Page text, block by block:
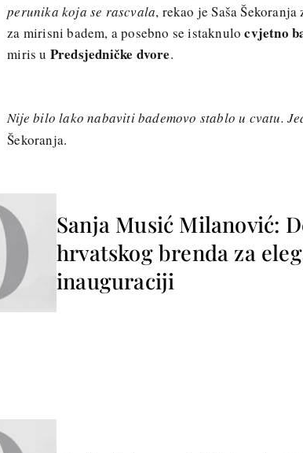
perunika koja se rascvala, rekao je Saša Šekoranja
za mirisni badem, a posebno se istaknulocvjetno
miris u Predsjedničke dvore.
Nije bilo lako nabaviti bademovo stablo u cvatu.
Šekoranja.
Sanja Musić Milanović:
hrvatskog brenda za
inauguraciji